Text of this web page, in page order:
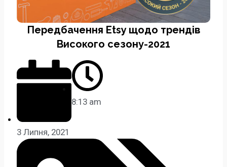
Передбачення Etsy щодо трендів
Високого сезону-2021
3 Липня, 2021
8:13 am